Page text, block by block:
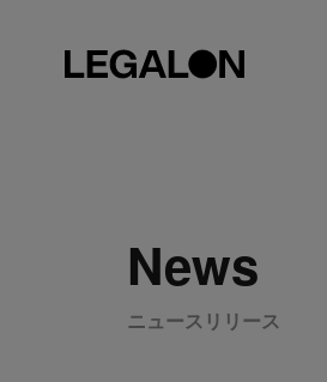
News
ニュースリリース